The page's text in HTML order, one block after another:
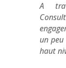
A
un
haut